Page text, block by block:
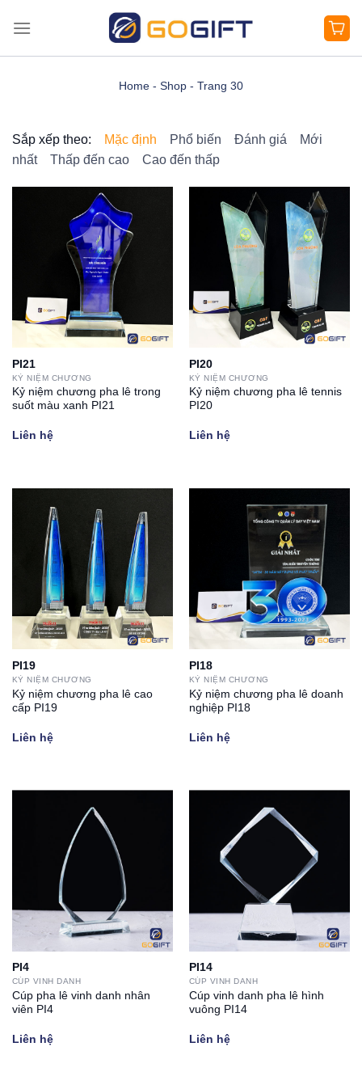
qua
Home - Shop - Trang 30
Sắp xếp theo: Mặc định Phổ biến Đánh giá
Mới
nhất
Thấp đến cao Cao đến thấp
PI21
KỶ NIỆM CHƯƠNG
Kỷ niệm chương pha lê trong
suốt màu xanh PI21
Liên hệ
PI20
KỶ NIỆM CHƯƠNG
Kỷ niệm chương pha lê tennis
PI20
Liên hệ
PI19
KỶ NIỆM CHƯƠNG
Kỷ niệm chương pha lê cao
cấp PI19
Liên hệ
PI18
KỶ NIỆM CHƯƠNG
Kỷ niệm chương pha lê doanh
nghiệp PI18
Liên hệ
PI4
CÚP VINH DANH
Cúp pha lê vinh danh nhân
viên PI4
Liên hệ
PI14
CÚP VINH DANH
Cúp vinh danh pha lê hình
vuông PI14
Liên hệ